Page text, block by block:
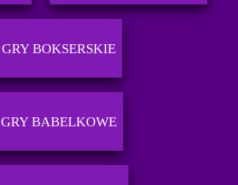
GRY BOKSERSKIE
GRY BABELKOWE